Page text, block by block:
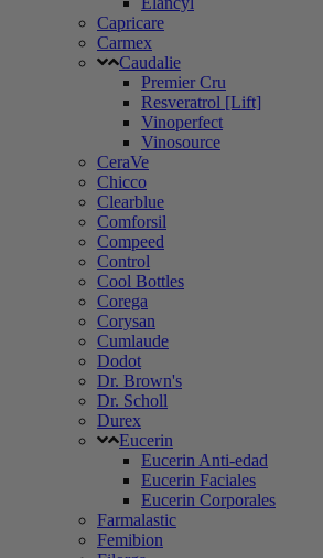
Capricare
Carmex
Caudalie
Premier Cru
Resveratrol [Lift]
Vinoperfect
Vinosource
CeraVe
Chicco
Clearblue
Comforsil
Compeed
Control
Cool Bottles
Corega
Corysan
Cumlaude
Dodot
Dr. Brown's
Dr. Scholl
Durex
Eucerin
Eucerin Anti-edad
Eucerin Faciales
Eucerin Corporales
Farmalastic
Femibion